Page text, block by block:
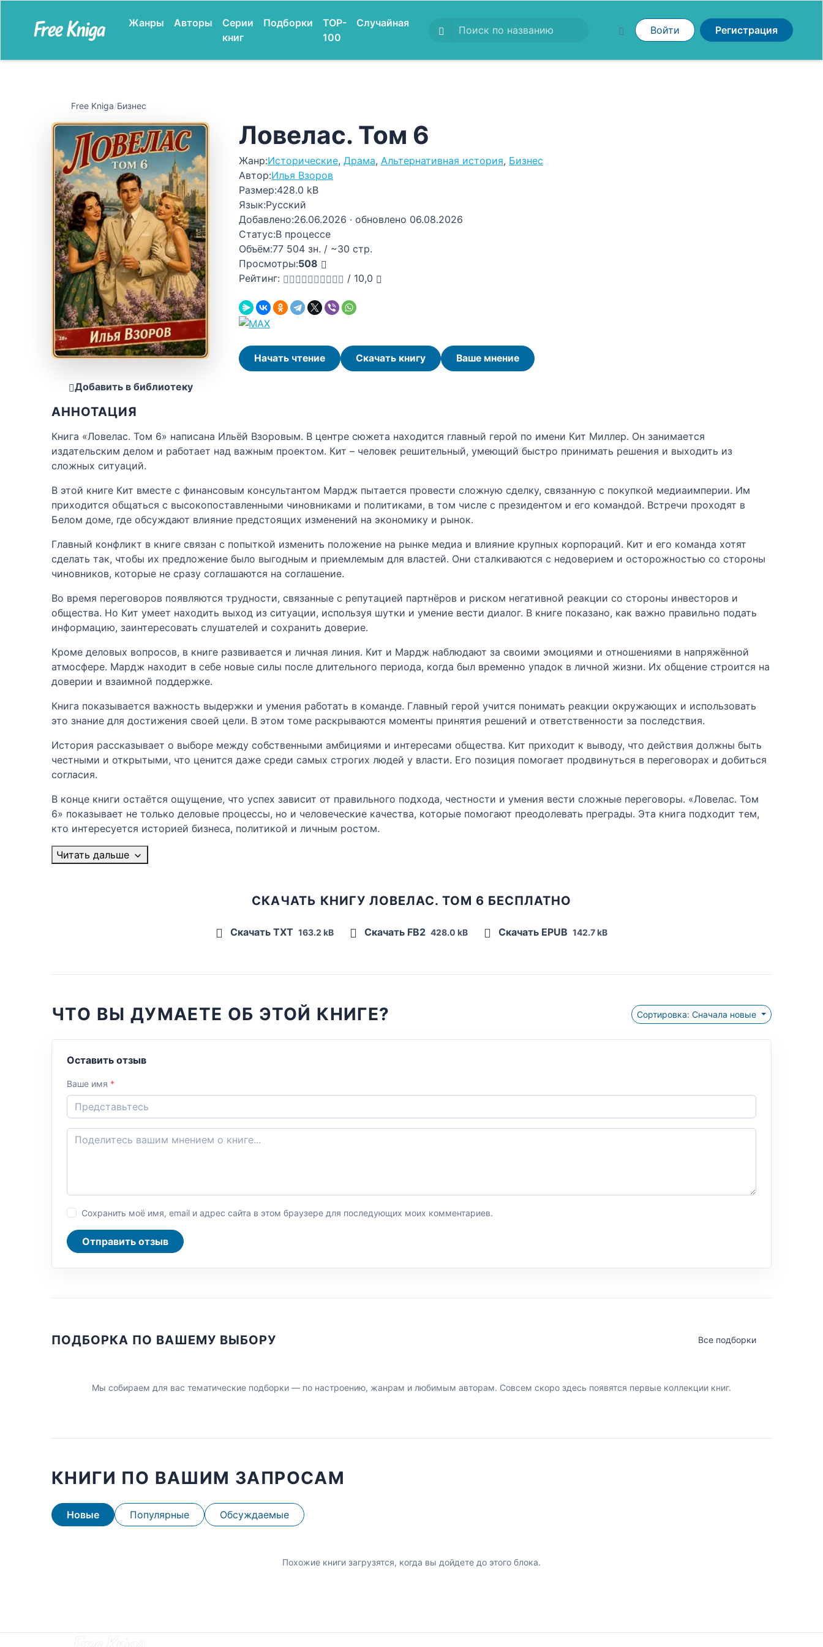
Жанры Авторы
Серии
книг
Подборки
TOP-
100
Случайная
Войти Регистрация
Free Kniga/Бизнес
Добавить в библиотеку
Ловелас. Том 6
Жанр:Исторические, Драма, Альтернативная история, Бизнес
Автор:Илья Взоров
Размер:428.0 kB
Язык:Русский
Добавлено:26.06.2026 · обновлено 06.08.2026
Статус:В процессе
Объём:77 504 зн. / ~30 стр.
Просмотры:508
Рейтинг:
/ 10,0
Начать чтение Скачать книгу Ваше мнение
АННОТАЦИЯ
Книга «Ловелас. Том 6» написана Ильёй Взоровым. В центре сюжета находится главный герой по имени Кит Миллер. Он занимается
издательским делом и работает над важным проектом. Кит – человек решительный, умеющий быстро принимать решения и выходить из
сложных ситуаций.
В этой книге Кит вместе с финансовым консультантом Мардж пытается провести сложную сделку, связанную с покупкой медиаимперии. Им
приходится общаться с высокопоставленными чиновниками и политиками, в том числе с президентом и его командой. Встречи проходят в
Белом доме, где обсуждают влияние предстоящих изменений на экономику и рынок.
Главный конфликт в книге связан с попыткой изменить положение на рынке медиа и влияние крупных корпораций. Кит и его команда хотят
сделать так, чтобы их предложение было выгодным и приемлемым для властей. Они сталкиваются с недоверием и осторожностью со стороны
чиновников, которые не сразу соглашаются на соглашение.
Во время переговоров появляются трудности, связанные с репутацией партнёров и риском негативной реакции со стороны инвесторов и
общества. Но Кит умеет находить выход из ситуации, используя шутки и умение вести диалог. В книге показано, как важно правильно подать
информацию, заинтересовать слушателей и сохранить доверие.
Кроме деловых вопросов, в книге развивается и личная линия. Кит и Мардж наблюдают за своими эмоциями и отношениями в напряжённой
атмосфере. Мардж находит в себе новые силы после длительного периода, когда был временно упадок в личной жизни. Их общение строится на
доверии и взаимной поддержке.
Книга показывается важность выдержки и умения работать в команде. Главный герой учится понимать реакции окружающих и использовать
это знание для достижения своей цели. В этом томе раскрываются моменты принятия решений и ответственности за последствия.
История рассказывает о выборе между собственными амбициями и интересами общества. Кит приходит к выводу, что действия должны быть
честными и открытыми, что ценится даже среди самых строгих людей у власти. Его позиция помогает продвинуться в переговорах и добиться
согласия.
В конце книги остаётся ощущение, что успех зависит от правильного подхода, честности и умения вести сложные переговоры. «Ловелас. Том
6» показывает не только деловые процессы, но и человеческие качества, которые помогают преодолевать преграды. Эта книга подходит тем,
кто интересуется историей бизнеса, политикой и личным ростом.
Читать дальше
СКАЧАТЬ КНИГУ ЛОВЕЛАС. ТОМ 6 БЕСПЛАТНО
Скачать TXT 163.2 kB Скачать FB2 428.0 kB Скачать EPUB 142.7 kB
ЧТО ВЫ ДУМАЕТЕ ОБ ЭТОЙ КНИГЕ? Сортировка: Сначала новые
Оставить отзыв
Ваше имя *
Сохранить моё имя, email и адрес сайта в этом браузере для последующих моих комментариев.
Отправить отзыв
ПОДБОРКА ПО ВАШЕМУ ВЫБОРУ Все подборки
Мы собираем для вас тематические подборки — по настроению, жанрам и любимым авторам. Совсем скоро здесь появятся первые коллекции книг.
КНИГИ ПО ВАШИМ ЗАПРОСАМ
Новые Популярные Обсуждаемые
Похожие книги загрузятся, когда вы дойдете до этого блока.